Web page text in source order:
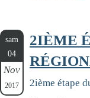
sam
04
Nov
2017
2IÈME
2ième étape